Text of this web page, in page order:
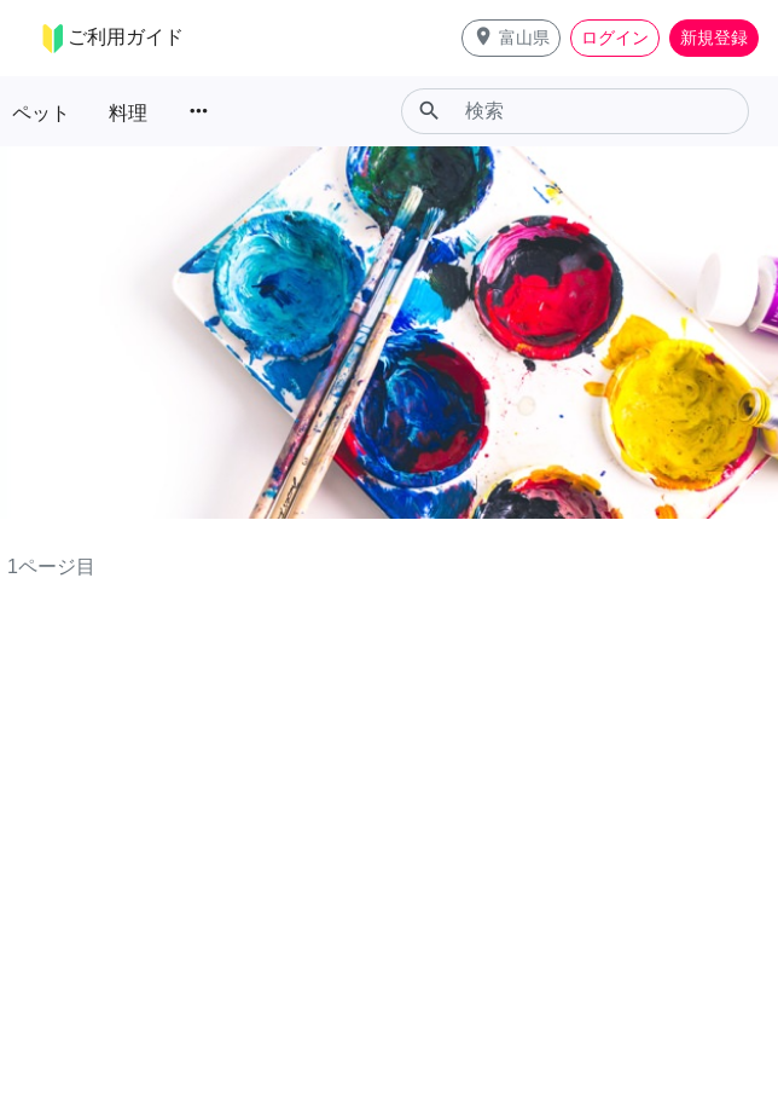
ご利用ガイド place 富山県 ログイン 新規登録
ペット 料理 more_horiz search
1ページ目